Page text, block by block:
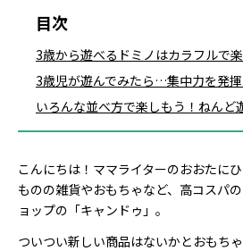
目次
3歳から遊べるドミノはカラフルで
3歳児が遊んでみたら…集中力を発揮
いろんな並べ方で楽しもう！ねん
こんにちは！ママライターのおおたに
ものの雑貨やおもちゃなど、高コスパ
ョップの「キャンドゥ」。
ついつい新しい商品はないかとおもち